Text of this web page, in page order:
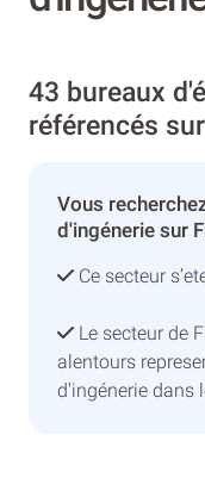
43 bureaux
référencés
Vous
d'ingénerie sur
Ce secteur
Le secteur de
alentours
d'ingénerie dans